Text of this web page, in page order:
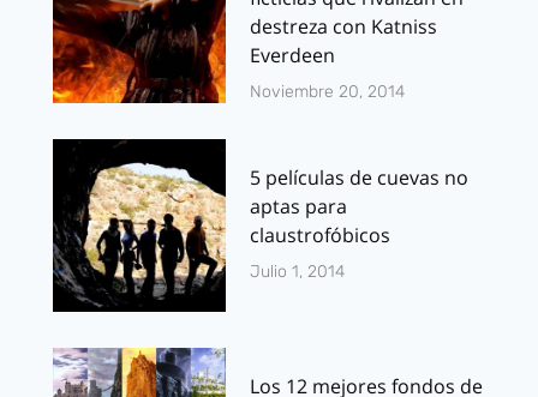
destreza con Katniss
Everdeen
Noviembre 20, 2014
5 películas de cuevas no
aptas para
claustrofóbicos
Julio 1, 2014
Los 12 mejores fondos de